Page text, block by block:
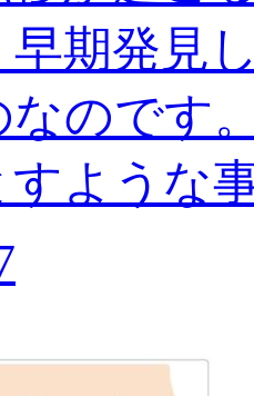
期発見
のです
ような